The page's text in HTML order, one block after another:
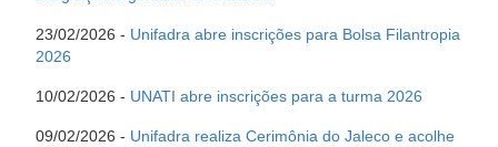
23/02/2026 - Unifadra abre inscrições para Bolsa Filantropia
2026
10/02/2026 - UNATI abre inscrições para a turma 2026
09/02/2026 - Unifadra realiza Cerimônia do Jaleco e acolhe